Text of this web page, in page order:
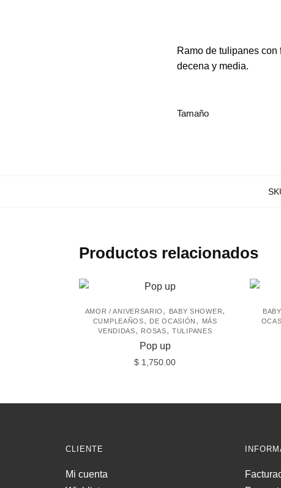
Ramo de tulipanes
decena y media.
Tamaño
Productos relacionados
AMOR / ANIVERSARIO , BABY SHOWER,
CUMPLEAÑOS, DE OCASIÓN ,
MÁS
VENDIDAS, ROSAS,TULIPANES
Pop up
$ 1,750.00
CLIENTE
Mi cuenta